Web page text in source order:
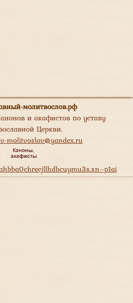
молитвослов.рф
и акафистов по уставу
Церкви.
molitvoslov@yandex.ru
p1ai